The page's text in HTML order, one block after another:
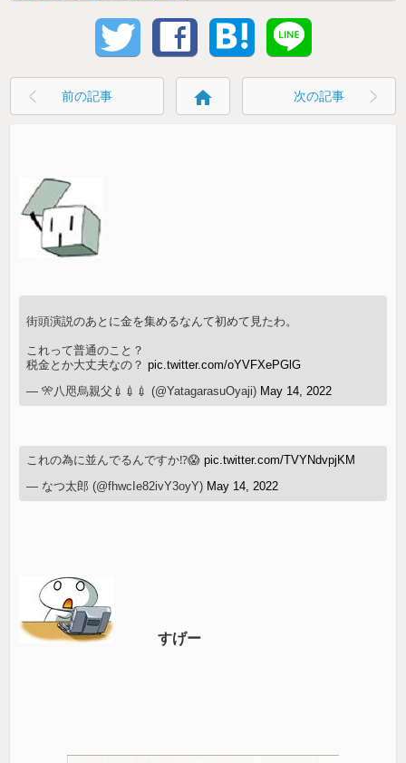
前の記事 home 次の記事
街頭演説のあとに金を集めるなんて初めて見たわ。
これって普通のこと？
税金とか大丈夫なの？pic.twitter.com/oYVFXePGlG
— 🎌八咫烏親父💉💉💉 (@YatagarasuOyaji) May 14, 2022
これの為に並んでるんですか⁉️😱pic.twitter.com/TVYNdvpjKM
— なつ太郎 (@fhwcIe82ivY3oyY) May 14, 2022
すげー